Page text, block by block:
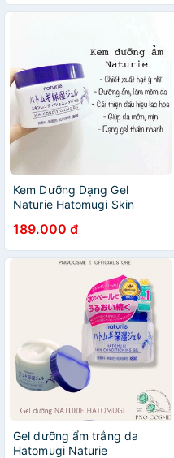
Kem Dưỡng Dạng Gel
Naturie Hatomugi Skin
189.000 đ
Gel dưỡng ẩm trắng da
Hatomugi Naturie